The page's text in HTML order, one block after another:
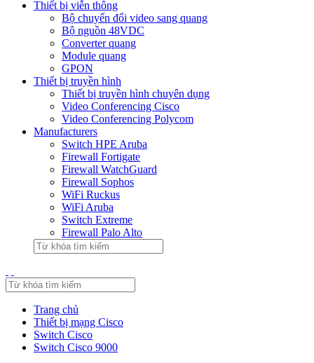
Thiết bị viễn thông
Bộ chuyển đổi video sang quang
Bộ nguồn 48VDC
Converter quang
Module quang
GPON
Thiết bị truyền hình
Thiết bị truyền hình chuyên dụng
Video Conferencing Cisco
Video Conferencing Polycom
Manufacturers
Switch HPE Aruba
Firewall Fortigate
Firewall WatchGuard
Firewall Sophos
WiFi Ruckus
WiFi Aruba
Switch Extreme
Firewall Palo Alto
Trang chủ
Thiết bị mạng Cisco
Switch Cisco
Switch Cisco 9000